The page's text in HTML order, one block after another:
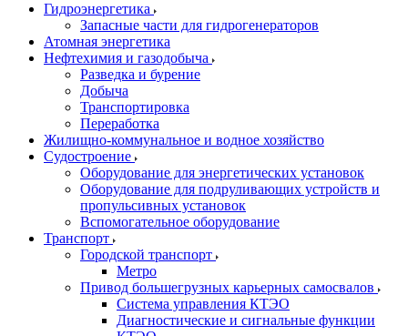
Гидроэнергетика
Запасные части для гидрогенераторов
Атомная энергетика
Нефтехимия и газодобыча
Разведка и бурение
Добыча
Транспортировка
Переработка
Жилищно-коммунальное и водное хозяйство
Судостроение
Оборудование для энергетических установок
Оборудование для подруливающих устройств и
пропульсивных установок
Вспомогательное оборудование
Транспорт
Городской транспорт
Метро
Привод большегрузных карьерных самосвалов
Система управления КТЭО
Диагностические и сигнальные функции